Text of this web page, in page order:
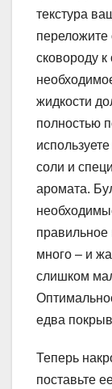
текстура
сковороду
жидкости
полностью
соли и
аромата.
правильное
много – и
слишком
едва
Теперь
поставьте